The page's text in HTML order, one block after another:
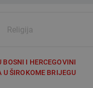
Religija
I HERCEGOVINI
ŠIROKOME BRIJEGU